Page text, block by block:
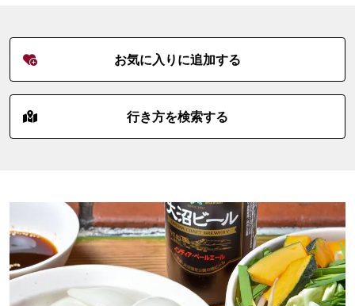
お気に入りに追加する
行き方を検索する